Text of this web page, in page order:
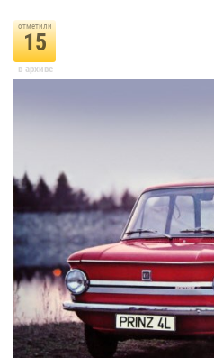
отметили
15
в архиве